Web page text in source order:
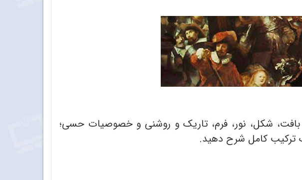
بافت، شکل، نور، فرم، تاریک و روشنی و خصوصیات حسی؛
ترکیب کامل شرح دهید.